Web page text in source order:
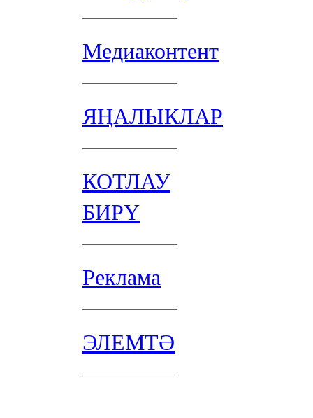
Медиаконтент
ЯҢАЛЫКЛАР
КОТЛАУ
БИРҮ
Реклама
ЭЛЕМТӘ